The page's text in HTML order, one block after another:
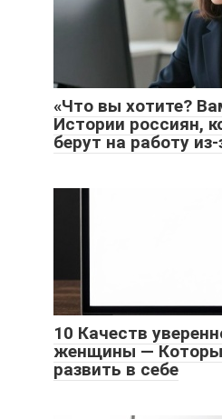
«Что вы хотите?
Истории россиян,
берут на работу
10 Качеств
женщины —
развить в себе